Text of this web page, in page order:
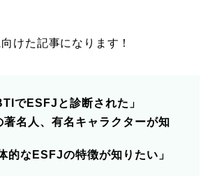
けた記事になります！
でESFJと診断された」
著名人、有名キャラクターが知
的なESFJの特徴が知りたい」